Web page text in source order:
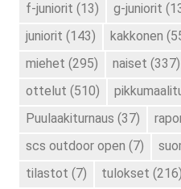
f-juniorit (13) g-juniorit
juniorit (143) kakkonen
miehet (295) naiset (337)
ottelut (510)
Puulaakiturnaus (37)
scs outdoor open (7)
tilastot (7) tulokset (216)